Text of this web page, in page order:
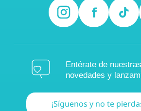
Entérate de
novedades y
¡Síguenos y no te